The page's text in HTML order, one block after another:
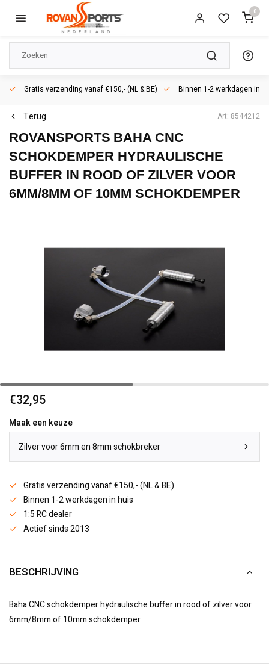
0
Gratis verzending vanaf €150,- (NL & BE) Binnen 1-2 werkdagen in
Terug Art: 8544212
ROVANSPORTS BAHA CNC
SCHOKDEMPER HYDRAULISCHE
BUFFER IN ROOD OF ZILVER VOOR
6MM/8MM OF 10MM SCHOKDEMPER
€32,95
Maak een keuze
Zilver voor 6mm en 8mm schokbreker
Gratis verzending vanaf €150,- (NL & BE)
Binnen 1-2 werkdagen in huis
1:5 RC dealer
Actief sinds 2013
BESCHRIJVING
Baha CNC schokdemper hydraulische buffer in rood of zilver voor
6mm/8mm of 10mm schokdemper